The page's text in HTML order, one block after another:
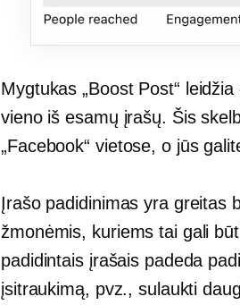
Mygtukas „Boost Post“
vieno iš esamų įrašų. Šis
„Facebook“ vietose, o jūs
Įrašo padidinimas yra greitas
žmonėmis, kuriems tai gali
padidintais įrašais padeda
įsitraukimą, pvz., sulaukti